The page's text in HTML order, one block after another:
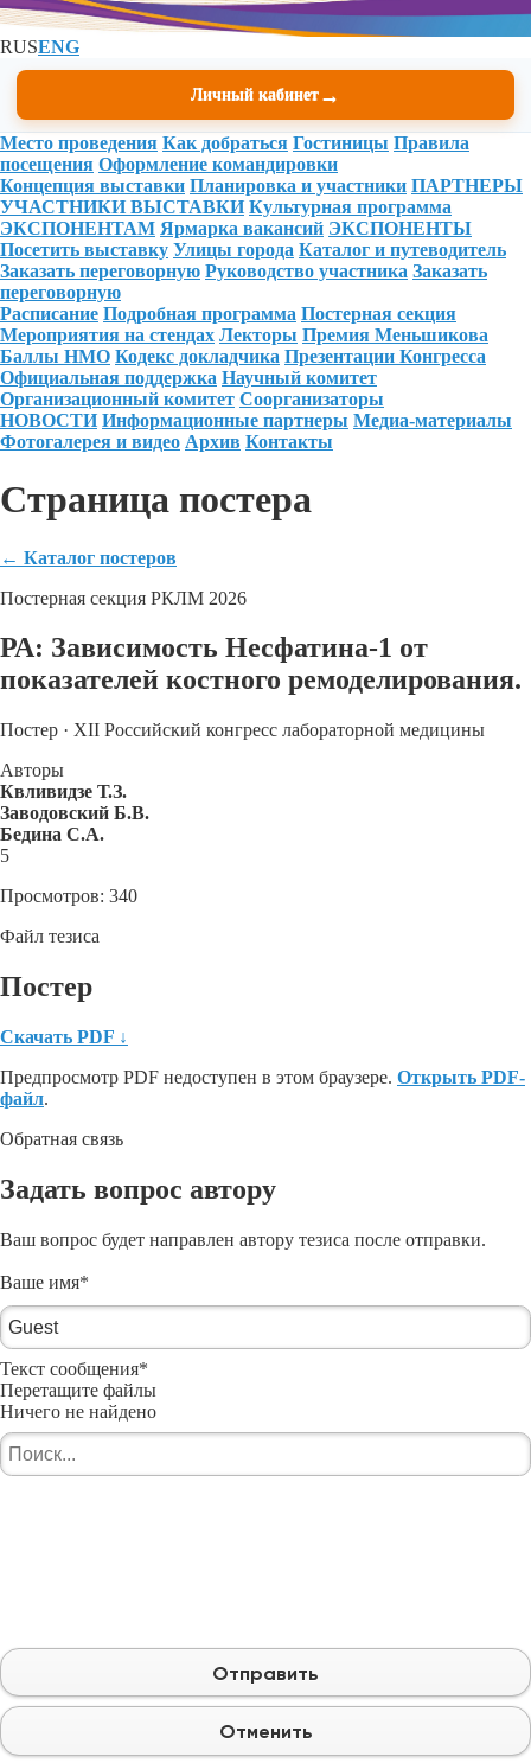
RUSENG
Личный кабинет →
Место проведения Как добраться Гостиницы Правила
посещения Оформление командировки
Концепция выставки Планировка и участники ПАРТНЕРЫ
УЧАСТНИКИ ВЫСТАВКИ Культурная программа
ЭКСПОНЕНТАМ Ярмарка вакансий ЭКСПОНЕНТЫ
Посетить выставку Улицы города Каталог и путеводитель
Заказать переговорную Руководство участника Заказать
переговорную
Расписание Подробная программа Постерная секция
Мероприятия на стендах Лекторы Премия Меньшикова
Баллы НМО Кодекс докладчика Презентации Конгресса
Официальная поддержка Научный комитет
Организационный комитет Соорганизаторы
НОВОСТИ Информационные партнеры Медиа-материалы
Фотогалерея и видео Архив Контакты
Страница постера
← Каталог постеров
Постерная секция РКЛМ 2026
РА: Зависимость Несфатина-1 от
показателей костного ремоделирования.
Постер · XII Российский конгресс лабораторной медицины
Авторы
Квливидзе Т.З.
Заводовский Б.В.
Бедина С.А.
5
Просмотров: 340
Файл тезиса
Постер
Скачать PDF ↓
Предпросмотр PDF недоступен в этом браузере. Открыть PDF-
файл.
Обратная связь
Задать вопрос автору
Ваш вопрос будет направлен автору тезиса после отправки.
Ваше имя*
Текст сообщения*
Перетащите файлы
Ничего не найдено
Отправить
Отменить